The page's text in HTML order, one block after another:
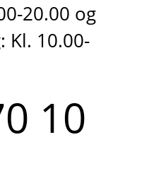
20.00 og
Kl. 10.00-
10